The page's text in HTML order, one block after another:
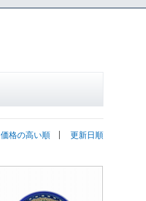
価格の高い順 更新日順